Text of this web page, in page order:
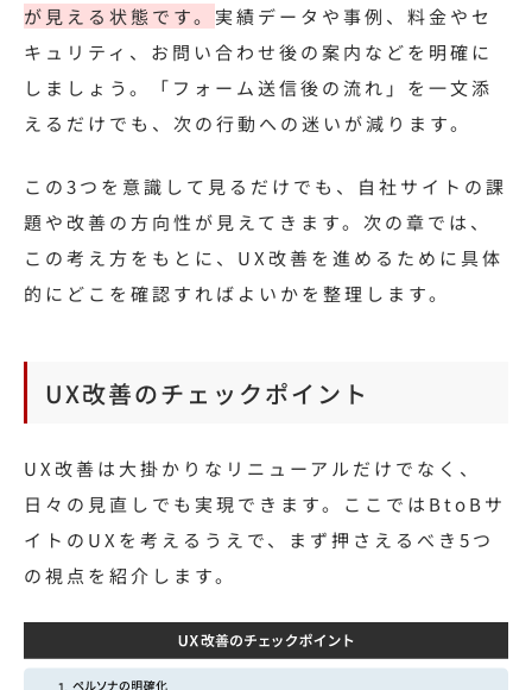
が見える状態です。 実績データや事例、料金やセ
キュリティ、お問い合わせ後の案内などを明確に
しましょう。「フォーム送信後の流れ」を一文添
えるだけでも、次の行動への迷いが減ります。
この3つを意識して見るだけでも、自社サイトの課
題や改善の方向性が見えてきます。次の章では、
この考え方をもとに、UX改善を進めるために具体
的にどこを確認すればよいかを整理します。
UX改善のチェックポイント
UX改善は大掛かりなリニューアルだけでなく、
日々の見直しでも実現できます。ここではBtoBサ
イトのUXを考えるうえで、まず押さえるべき5つ
の視点を紹介します。